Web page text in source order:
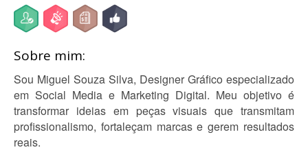
Sobre mim:
Sou Miguel Souza Silva, Designer Gráfico especializado
em Social Media e Marketing Digital. Meu objetivo é
transformar ideias em peças visuais que transmitam
profissionalismo, fortaleçam marcas e gerem resultados
reais.